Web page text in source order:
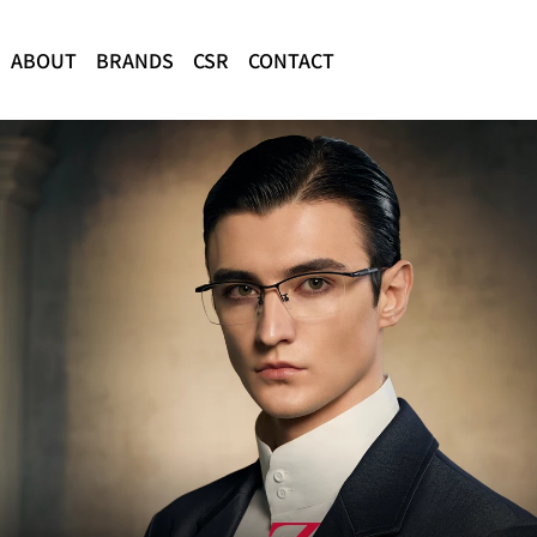
ABOUT BRANDS CSR CONTACT